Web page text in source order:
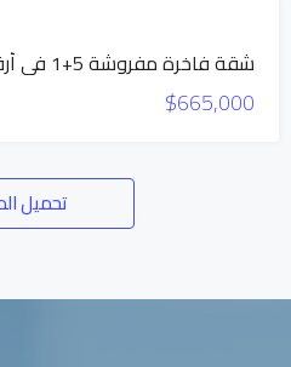
عرض شقة فاخرة مفروشة 5+1 في أرقى أحياء ومجمعات أنطاليا
$665,000
تحميل